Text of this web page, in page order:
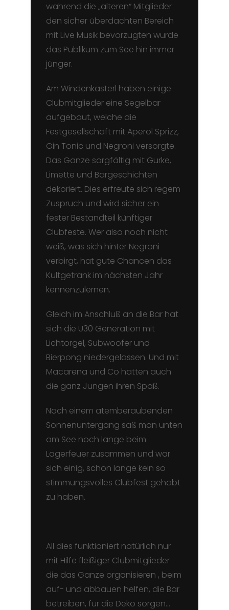
während die „älteren“ Mitglieder
den sicher überdachten Bereich
mit Live Musik bevorzugten wurde
das Publikum zum See hin immer
jünger.
Am Windenkasterl haben einige
Clubmitglieder eine Segelbar
aufgebaut, welche die
Festgesellschaft mit Aperol Sprizz,
Gin Tonic und Negroni versorgte.
Das Ganze sorgfältig mit Gurke,
Limette und Bargeschichten
dekoriert. Dies erfreute sich regem
Zuspruch und wird sicher ein
fester Bestandteil künftiger
Clubfeste. Wer also noch nicht
weiß, was sich hinter Negroni
verbirgt, hat gute Chancen das
Kultgetränk im nächsten Jahr
kennenzulernen.
Gleich im Anschluß an die Bar hat
sich die U30 Generation mit
Lichtorgel, Subwoofer und
Bierpong niedergelassen. Und mit
Macarena und Co hatten auch
die ganz Jungen ihren Spaß.
Nach einem atemberaubenden
Sonnenuntergang saß man unten
am See noch lange beim
Lagerfeuer zusammen und war
sich einig, schon lange kein so
stimmungsvolles Clubfest gehabt
zu haben.
All dies funktioniert natürlich nur
mit Hilfe fleißiger Clubmitglieder
die das Ganze organisieren , beim
auf- und abbauen helfen, die Bar
betreiben, für die Deko sorgen…